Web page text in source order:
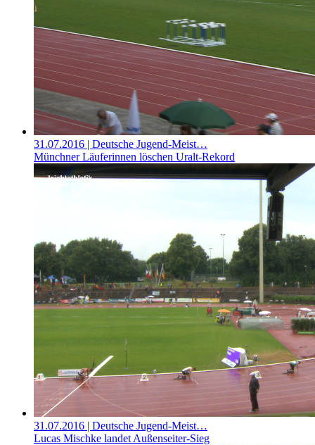
31.07.2016 | Deutsche Jugend-Meist…
Münchner Läuferinnen löschen Uralt-Rekord
31.07.2016 | Deutsche Jugend-Meist…
Lucas Mischke landet Außenseiter-Sieg